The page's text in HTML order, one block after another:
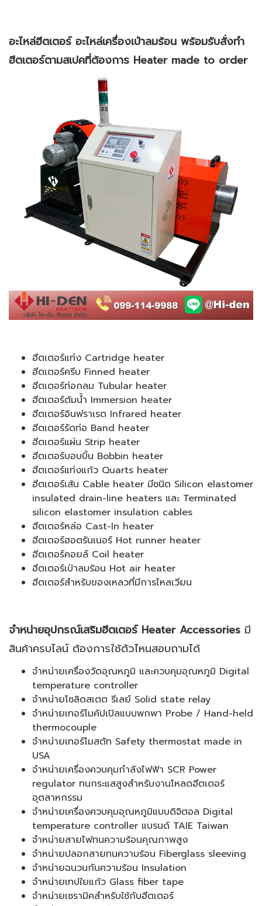
อะไหล่ฮีตเตอร์ อะไหล่เครื่องเป่าลมร้อน พร้อมรับสั่งทำ
ฮีตเตอร์ตามสเปคที่ต้องการ Heater made to order
ฮีตเตอร์แท่ง Cartridge heater
ฮีตเตอร์ครีบ Finned heater
ฮีตเตอร์ท่อกลม Tubular heater
ฮีตเตอร์ต้มน้ำ Immersion heater
ฮีตเตอร์อินฟราเรด Infrared heater
ฮีตเตอร์รัดท่อ Band heater
ฮีตเตอร์แผ่น Strip heater
ฮีตเตอร์บอบบิ้น Bobbin heater
ฮีตเตอร์แท่งแก้ว Quarts heater
ฮีตเตอร์เส้น Cable heater มีชนิด Silicon elastomer
insulated drain-line heaters และ Terminated
silicon elastomer insulation cables
ฮีตเตอร์หล่อ Cast-In heater
ฮีตเตอร์ฮอตรันเนอร์ Hot runner heater
ฮีตเตอร์คอยล์ Coil heater
ฮีตเตอร์เป่าลมร้อน Hot air heater
ฮีตเตอร์สำหรับของเหลวที่มีการไหลเวียน
จำหน่ายอุปกรณ์เสริมฮีตเตอร์ Heater Accessories มี
สินค้าครบไลน์ ต้องการใช้ตัวไหนสอบถามได้
จำหน่ายเครื่องวัดอุณหภูมิ และควบคุมอุณหภูมิ Digital
temperature controller
จำหน่ายโซลิดสเตต รีเลย์ Solid state relay
จำหน่ายเทอร์โมคัปเปิลแบบพกพา Probe / Hand-held
thermocouple
จำหน่ายเทอร์โมสตัท Safety thermostat made in
USA
จำหน่ายเครื่องควบคุมกำลังไฟฟ้า SCR Power
regulator ทนกระแสสูงสำหรับงานโหลดฮีตเตอร์
อุตสาหกรรม
‎จำหน่ายเครื่องควบคุมอุณหภูมิแบบดิจิตอล Digital
temperature controller แบรนด์ TAIE Taiwan
จำหน่ายสายไฟทนความร้อนคุณภาพสูง
จำหน่ายปลอกสายทนความร้อน Fiberglass sleeving
จำหน่ายฉนวนกันความร้อน Insulation
จำหน่ายเทปใยแก้ว Glass fiber tape
จำหน่ายเซรามิคสำหรับใช้กับฮีตเตอร์